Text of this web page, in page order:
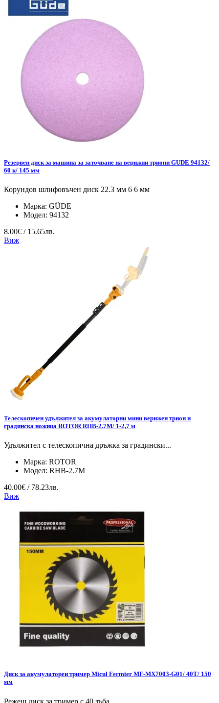
Резервен диск за машина за заточване на верижни триони GUDE 94132/
60 к/ 145 мм
Корундов шлифовъчен диск 22.3 мм 6 6 мм
Марка: GÜDE
Модел: 94132
8.00€ / 15.65лв.
Виж
Телескопичен удължител за акумулаторни мини верижен трион и
градинска ножица ROTOR RHB-2.7M/ 1-2,7 м
Удължител с телескопична дръжка за градински...
Марка: ROTOR
Модел: RHB-2.7M
40.00€ / 78.23лв.
Виж
Диск за акумулаторен тример Micul Fermier MF-MX7003-G01/ 40T/ 150
мм
Режещ диск за тример с 40 зъба